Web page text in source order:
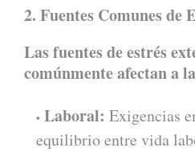
2. Fuentes Comunes de
Las fuentes de estrés
comúnmente afectan a
Laboral: Exigencias
equilibrio entre vida